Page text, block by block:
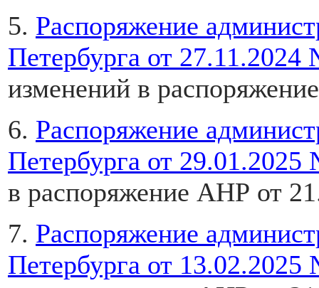
5. Распоряжение
Петербурга от
изменений в
6. Распоряжение
Петербурга от
в распоряжение АНР от
7. Распоряжение
Петербурга от